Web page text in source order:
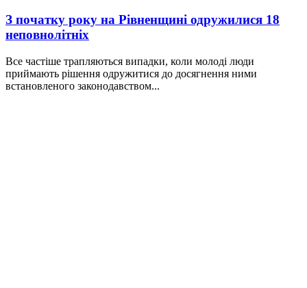
З початку року на Рівненщині одружилися 18
неповнолітніх
Все частіше трапляються випадки, коли молоді люди
приймають рішення одружитися до досягнення ними
встановленого законодавством...